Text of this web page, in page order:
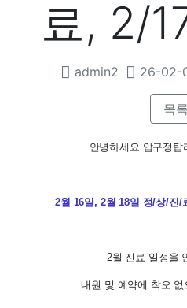
료, 2/
admin2 26-02-
목록
안녕하세요 압구정탑
2월 16일, 2월 18일 정/상/진/
2월 진료 일정을
내원 및 예약에 착오